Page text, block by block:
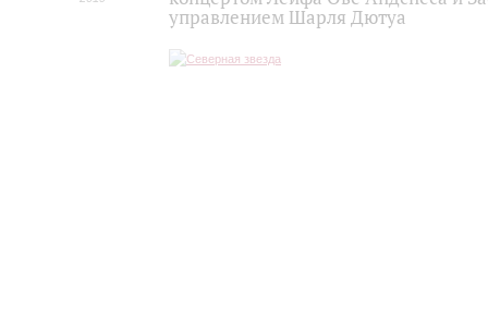
управлением Шарля Дютуа